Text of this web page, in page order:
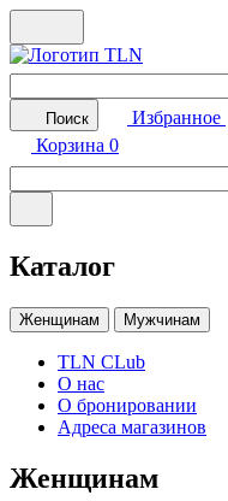
Поиск Избранное
Корзина 0
Каталог
Женщинам Мужчинам
TLN CLub
О нас
О бронировании
Адреса магазинов
Женщинам